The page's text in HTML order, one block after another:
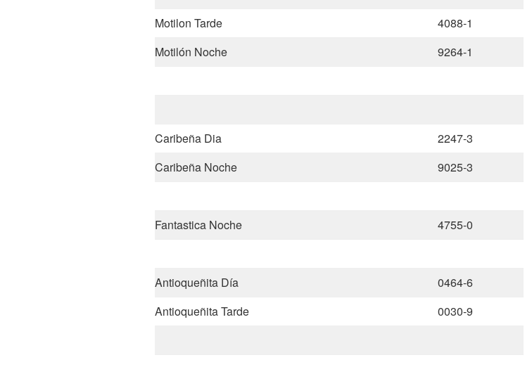
Motilon Tarde
4088-1
Motilón Noche
9264-1
Caribeña Dia
2247-3
Caribeña Noche
9025-3
Fantastica Noche 4755-0
Antioqueñita Día
0464-6
Antioqueñita Tarde
0030-9